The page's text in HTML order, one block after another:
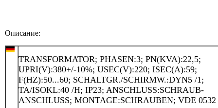
Описание:
TRANSFORMATOR; PHASEN:3; PN(KVA):22,5;
UPRI(V):380+/-10%; USEC(V):220; ISEC(A):59;
F(HZ):50...60; SCHALTGR./SCHIRMW.:DYN5 /1;
TA/ISOKL:40 /H; IP23; ANSCHLUSS:SCHRAUB-
ANSCHLUSS; MONTAGE:SCHRAUBEN; VDE 0532